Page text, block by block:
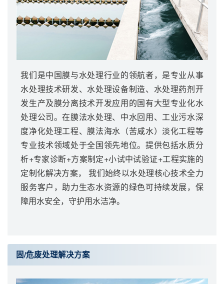
我们是中国膜与水处理行业的领航者，是专业从事
水处理技术研发、水处理设备制造、水处理药剂开
发生产及膜分离技术开发应用的国有大型专业化水
处理公司。在膜法水处理、中水回用、工业污水深
度净化处理工程、膜法海水（苦咸水）淡化工程等
专业技术领域处于全国领先地位。提供包括水质分
析+专家诊断+方案制定+小试中试验证+工程实施的
定制化解决方案， 我们始终以水处理核心技术全力
服务客户，助力生态水资源的绿色可持续发展，保
障用水安全，守护用水洁净。
固/危废处理解决方案